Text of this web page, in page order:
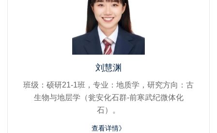
刘慧渊
班级：硕研21-1班，专业：地质学，研究方向：古
生物与地层学（瓮安化石群-前寒武纪微体化
石）。
查看详情》